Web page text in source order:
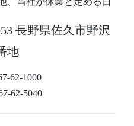
長野県佐久市野沢
地
62-1000
62-5040